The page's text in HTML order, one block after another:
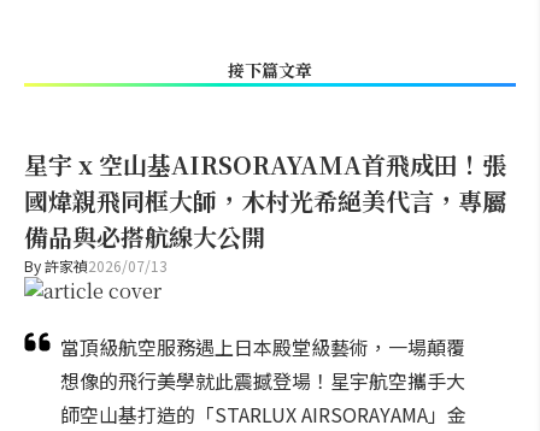
接下篇文章
星宇 x 空山基AIRSORAYAMA首飛成田！張
國煒親飛同框大師，木村光希絕美代言，專屬
備品與必搭航線大公開
By許家禎2026/07/13
當頂級航空服務遇上日本殿堂級藝術，一場顛覆
想像的飛行美學就此震撼登場！星宇航空攜手大
師空山基打造的「STARLUX AIRSORAYAMA」金